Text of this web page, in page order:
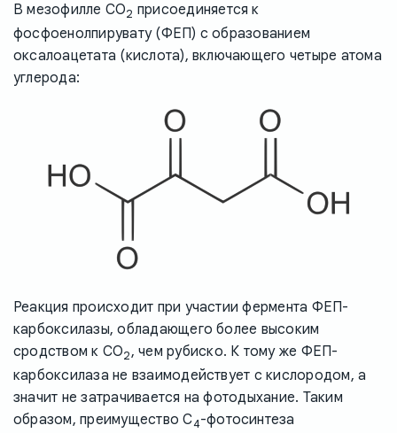
В мезофилле CO2 присоединяется к
фосфоенолпирувату (ФЕП) с образованием
оксалоацетата (кислота), включающего четыре атома
углерода:
Реакция происходит при участии фермента ФЕП-
карбоксилазы, обладающего более высоким
сродством к CO2, чем рубиско. К тому же ФЕП-
карбоксилаза не взаимодействует с кислородом, а
значит не затрачивается на фотодыхание. Таким
образом, преимущество C4-фотосинтеза